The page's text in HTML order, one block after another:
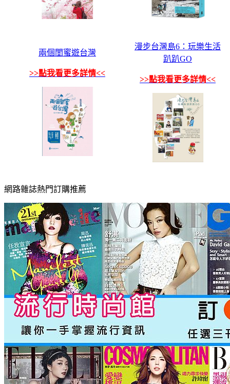
兩個閨蜜遊台灣
>>點我看更多詳情<<
漫步台灣島6：玩樂生活
趴趴GO
>>點我看更多詳情<<
網路雜誌熱門訂購推薦